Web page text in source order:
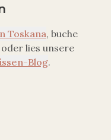
Toskana, buche
oder lies unsere
Blog.